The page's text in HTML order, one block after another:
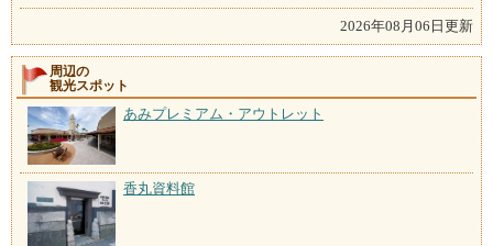
2026年08月06日更新
周辺の
観光スポット
あみプレミアム・アウトレット
香丸資料館